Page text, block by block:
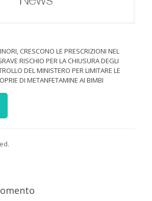
CRESCONO LE PRESCRIZIONI NEL
RISCHIO PER LA CHIUSURA DEGLI
DEL MINISTERO PER LIMITARE LE
DI METANFETAMINE AI BIMBI